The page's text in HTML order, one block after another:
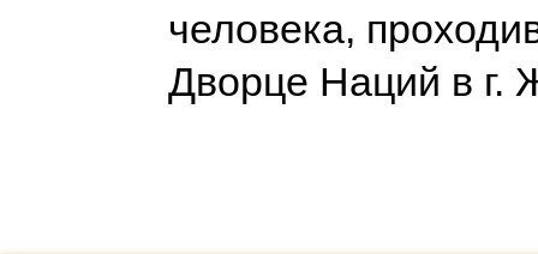
человека,
Дворце Наций в г.